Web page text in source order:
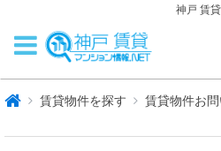
神戸 賃貸
賃貸物件を探す 賃貸物件お